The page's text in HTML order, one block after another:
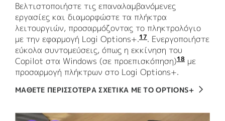
Βελτιστοποιήστε τις επαναλαμβανόμενες
εργασίες και διαμορφώστε τα πλήκτρα
λειτουργιών, προσαρμόζοντας το πληκτρολόγιο
με την εφαρμογή Logi Options+.17Προσαρμόστε τη
. Ενεργοποιήστε
εύκολα συντομεύσεις, όπως η εκκίνηση του
Copilot στα Windows (σε προεπισκόπηση)18 Το
με
προσαρμογή πλήκτρων στο Logi Options+.
ΜΑΘΕΤΕ ΠΕΡΙΣΣΟΤΕΡΑ ΣΧΕΤΙΚΑ ΜΕ ΤΟ OPTIONS+